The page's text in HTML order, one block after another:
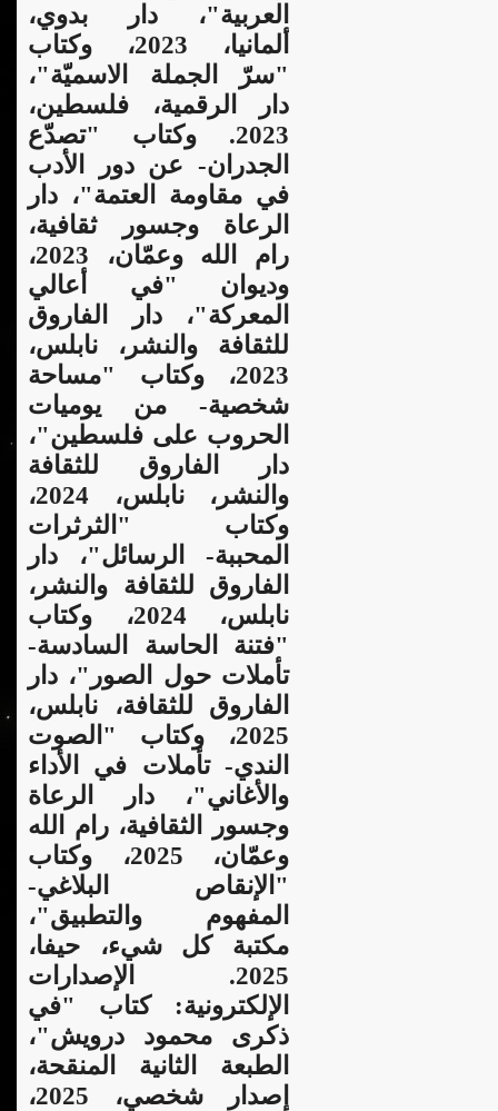
العربية"، دار بدوي،
ألمانيا، 2023، وكتاب
"سرّ الجملة الاسميّة"،
دار الرقمية، فلسطين،
2023. وكتاب "تصدّع
الجدران- عن دور الأدب
في مقاومة العتمة"، دار
الرعاة وجسور ثقافية،
رام الله وعمّان، 2023،
وديوان "في أعالي
المعركة"، دار الفاروق
للثقافة والنشر، نابلس،
2023، وكتاب "مساحة
شخصية- من يوميات
الحروب على فلسطين"،
دار الفاروق للثقافة
والنشر، نابلس، 2024،
وكتاب "الثرثرات
المحببة- الرسائل"، دار
الفاروق للثقافة والنشر،
نابلس، 2024، وكتاب
"فتنة الحاسة السادسة-
تأملات حول الصور"، دار
الفاروق للثقافة، نابلس،
2025، وكتاب "الصوت
الندي- تأملات في الأداء
والأغاني"، دار الرعاة
وجسور الثقافية، رام الله
وعمّان، 2025، وكتاب
"الإنقاص البلاغي-
المفهوم والتطبيق"،
مكتبة كل شيء، حيفا،
2025. الإصدارات
الإلكترونية: كتاب "في
ذكرى محمود درويش"،
الطبعة الثانية المنقحة،
إصدار شخصي، 2025،